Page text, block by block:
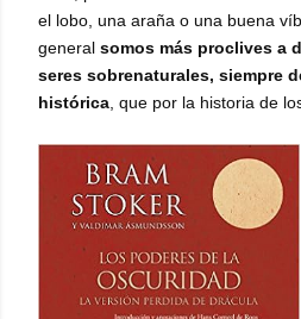
el lobo, una araña o una buena
general somos más proclives a
seres sobrenaturales, siempre
histórica , que por la historia de